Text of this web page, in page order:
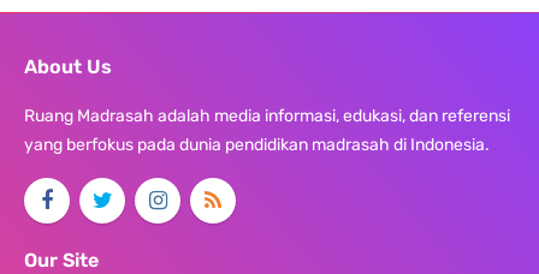
About Us
Ruang Madrasah adalah media informasi, edukasi, dan referensi
yang berfokus pada dunia pendidikan madrasah di Indonesia.
Our Site